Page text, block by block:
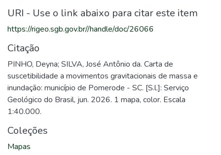
URI - Use o link abaixo para citar este item
https://rigeo.sgb.gov.br//handle/doc/26066
Citação
PINHO, Deyna; SILVA, José Antônio da. Carta de
suscetibilidade a movimentos gravitacionais de massa e
inundação: município de Pomerode - SC. [S.l.]: Serviço
Geológico do Brasil, jun. 2026. 1 mapa, color. Escala
1:40.000.
Coleções
Mapas